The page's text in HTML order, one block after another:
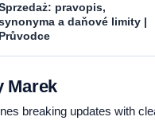
pravopis,
a daňové limity |
Průvodce
Marek
breaking updates with